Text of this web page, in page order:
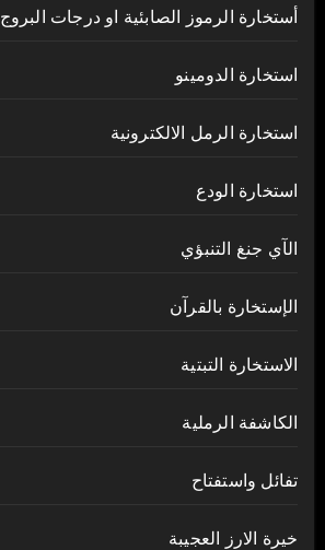
أستخارة الرموز الصابئية او درجات البروج
استخارة الدومينو
استخارة الرمل الالكترونية
استخارة الودع
الآي جنغ التنبؤي
الإستخارة بالقرآن
الاستخارة التبتية
الكاشفة الرملية
تفائل واستفتاح
خيرة الارز العجيبة